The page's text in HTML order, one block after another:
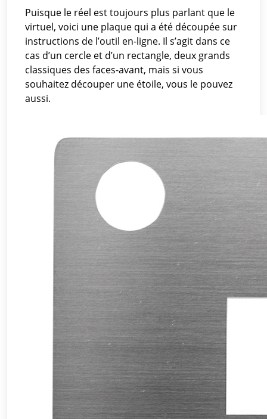
Puisque le réel est toujours plus parlant que le
virtuel, voici une plaque qui a été découpée sur
instructions de l’outil en-ligne. Il s’agit dans ce
cas d’un cercle et d’un rectangle, deux grands
classiques des faces-avant, mais si vous
souhaitez découper une étoile, vous le pouvez
aussi.